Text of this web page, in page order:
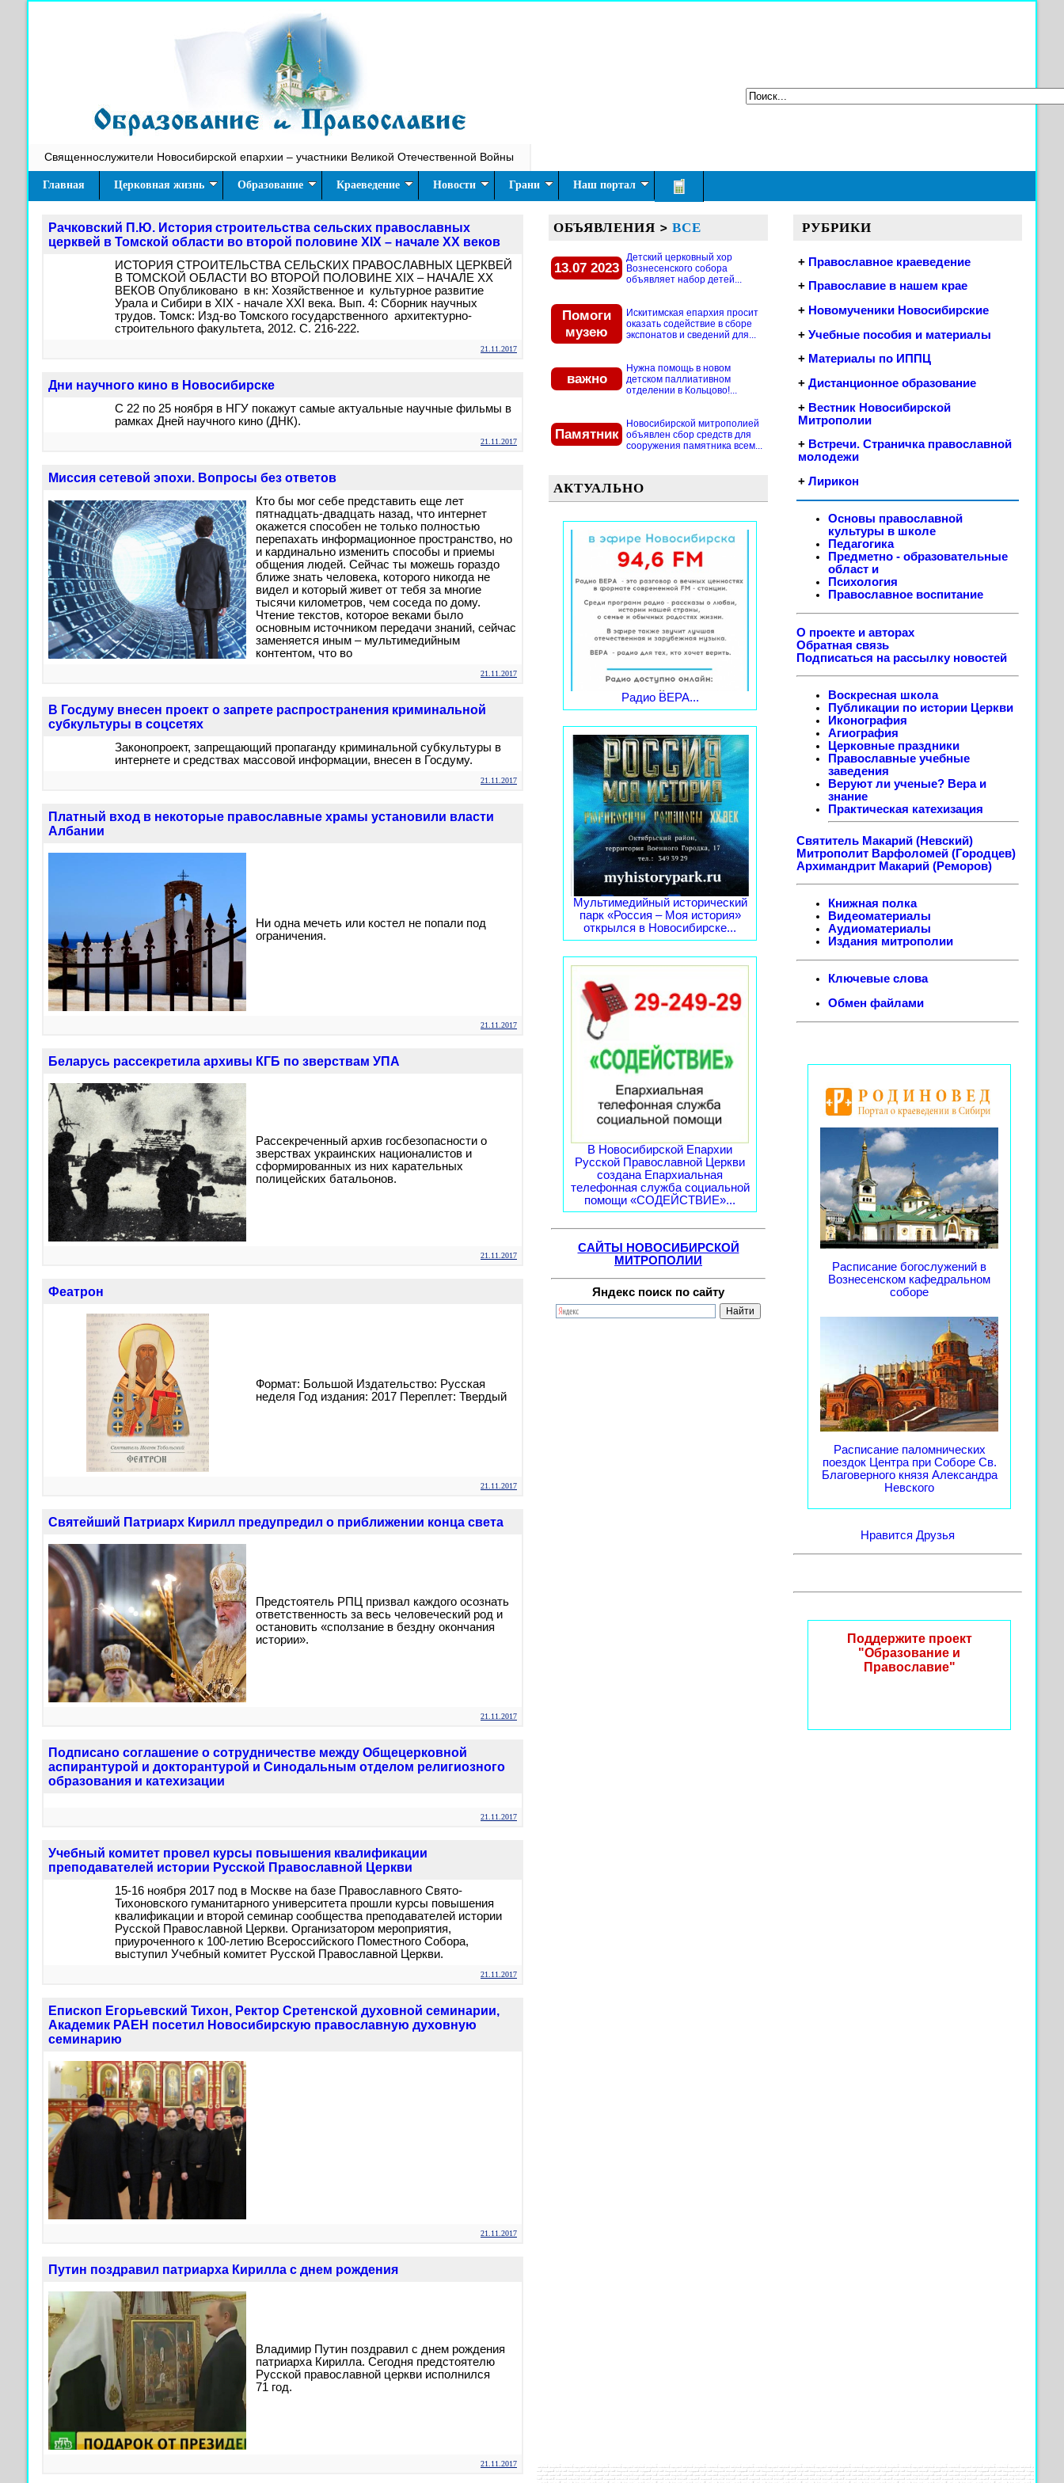
Священнослужители Новосибирской епархии – участники Великой Отечественной Войны
Главная Церковная жизнь Образование Краеведение Новости Грани Наш портал
Рачковский П.Ю. История строительства сельских православных
церквей в Томской области во второй половине XIX – начале XX веков
ИСТОРИЯ СТРОИТЕЛЬСТВА СЕЛЬСКИХ ПРАВОСЛАВНЫХ ЦЕРКВЕЙ
В ТОМСКОЙ ОБЛАСТИ ВО ВТОРОЙ ПОЛОВИНЕ XIX – НАЧАЛЕ XX
ВЕКОВ Опубликовано в кн: Хозяйственное и культурное развитие
Урала и Сибири в XIX - начале XXI века. Вып. 4: Сборник научных
трудов. Томск: Изд-во Томского государственного архитектурно-
строительного факультета, 2012. С. 216-222.
21.11.2017
Дни научного кино в Новосибирске
С 22 по 25 ноября в НГУ покажут самые актуальные научные фильмы в
рамках Дней научного кино (ДНК).
21.11.2017
Миссия сетевой эпохи. Вопросы без ответов
Кто бы мог себе представить еще лет
пятнадцать-двадцать назад, что интернет
окажется способен не только полностью
перепахать информационное пространство, но
и кардинально изменить способы и приемы
общения людей. Сейчас ты можешь гораздо
ближе знать человека, которого никогда не
видел и который живет от тебя за многие
тысячи километров, чем соседа по дому.
Чтение текстов, которое веками было
основным источником передачи знаний, сейчас
заменяется иным – мультимедийным
контентом, что во
21.11.2017
В Госдуму внесен проект о запрете распространения криминальной
субкультуры в соцсетях
Законопроект, запрещающий пропаганду криминальной субкультуры в
интернете и средствах массовой информации, внесен в Госдуму.
21.11.2017
Платный вход в некоторые православные храмы установили власти
Албании
Ни одна мечеть или костел не попали под
ограничения.
21.11.2017
Беларусь рассекретила архивы КГБ по зверствам УПА
Рассекреченный архив госбезопасности о
зверствах украинских националистов и
сформированных из них карательных
полицейских батальонов.
21.11.2017
Феатрон
Формат: Большой Издательство: Русская
неделя Год издания: 2017 Переплет: Твердый
21.11.2017
Святейший Патриарх Кирилл предупредил о приближении конца света
Предстоятель РПЦ призвал каждого осознать
ответственность за весь человеческий род и
остановить «сползание в бездну окончания
истории».
21.11.2017
Подписано соглашение о сотрудничестве между Общецерковной
аспирантурой и докторантурой и Синодальным отделом религиозного
образования и катехизации
21.11.2017
Учебный комитет провел курсы повышения квалификации
преподавателей истории Русской Православной Церкви
15-16 ноября 2017 под в Москве на базе Православного Свято-
Тихоновского гуманитарного университета прошли курсы повышения
квалификации и второй семинар сообщества преподавателей истории
Русской Православной Церкви. Организатором мероприятия,
приуроченного к 100-летию Всероссийского Поместного Собора,
выступил Учебный комитет Русской Православной Церкви.
21.11.2017
Епископ Егорьевский Тихон, Ректор Сретенской духовной семинарии,
Академик РАЕН посетил Новосибирскую православную духовную
семинарию
21.11.2017
Путин поздравил патриарха Кирилла с днем рождения
Владимир Путин поздравил с днем рождения
патриарха Кирилла. Сегодня предстоятелю
Русской православной церкви исполнился
71 год.
21.11.2017
ОБЪЯВЛЕНИЯ > ВСЕ
13.07 2023
Детский церковный хор
Вознесенского собора
объявляет набор детей...
Помоги
музею
Искитимская епархия просит
оказать содействие в сборе
экспонатов и сведений для...
важно
Нужна помощь в новом
детском паллиативном
отделении в Кольцово!...
Памятник
Новосибирской митрополией
объявлен сбор средств для
сооружения памятника всем...
АКТУАЛЬНО
Радио ВЕРА...
Мультимедийный исторический
парк «Россия – Моя история»
открылся в Новосибирске...
В Новосибирской Епархии
Русской Православной Церкви
создана Епархиальная
телефонная служба социальной
помощи «СОДЕЙСТВИЕ»...
САЙТЫ НОВОСИБИРСКОЙ
МИТРОПОЛИИ
Яндекс поиск по сайту
РУБРИКИ
+ Православное краеведение
+ Православие в нашем крае
+ Новомученики Новосибирские
+ Учебные пособия и материалы
+ Материалы по ИППЦ
+ Дистанционное образование
+ Вестник Новосибирской
Митрополии
+ Встречи. Страничка православной
молодежи
+ Лирикон
Основы православной
культуры в школе
Педагогика
Предметно - образовательные
област и
Психология
Православное воспитание
О проекте и авторах
Обратная связь
Подписаться на рассылку новостей
Воскресная школа
Публикации по истории Церкви
Иконография
Агиография
Церковные праздники
Православные учебные
заведения
Веруют ли ученые? Вера и
знание
Практическая катехизация
Святитель Макарий (Невский)
Митрополит Варфоломей (Городцев)
Архимандрит Макарий (Реморов)
Книжная полка
Видеоматериалы
Аудиоматериалы
Издания митрополии
Ключевые слова
Обмен файлами
Расписание богослужений в
Вознесенском кафедральном
соборе
Расписание паломнических
поездок Центра при Соборе Св.
Благоверного князя Александра
Невского
Нравится Друзья
Поддержите проект
"Образование и
Православие"